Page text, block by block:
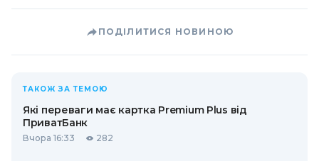
ПОДІЛИТИСЯ НОВИНОЮ
ТАКОЖ ЗА ТЕМОЮ
Які переваги має картка Premium Plus від
ПриватБанк
Вчора 16:33 282